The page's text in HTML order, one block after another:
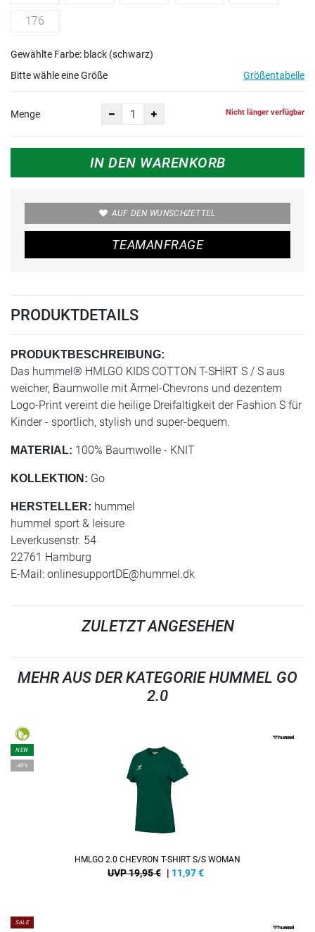
176
Gewählte Farbe: black (schwarz)
Bitte wähle eine Größe
Größentabelle
Menge Nicht länger verfügbar
IN DEN WARENKORB
AUF DEN WUNSCHZETTEL
TEAMANFRAGE
PRODUKTDETAILS
PRODUKTBESCHREIBUNG:
Das hummel® HMLGO KIDS COTTON T-SHIRT S / S aus
weicher, Baumwolle mit Ärmel-Chevrons und dezentem
Logo-Print vereint die heilige Dreifaltigkeit der Fashion S für
Kinder - sportlich, stylish und super-bequem.
MATERIAL: 100% Baumwolle - KNIT
KOLLEKTION: Go
HERSTELLER: hummel
hummel sport & leisure
Leverkusenstr. 54
22761 Hamburg
E-Mail: onlinesupportDE@hummel.dk
ZULETZT ANGESEHEN
MEHR AUS DER KATEGORIE HUMMEL GO
2.0
NEW
-40%
HMLGO 2.0 CHEVRON T-SHIRT S/S WOMAN
UVP 19,95 € | 11,97€
SALE